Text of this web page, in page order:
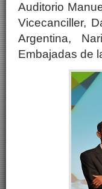
Auditorio
Vicecanciller,
Argentina,
Embajadas de